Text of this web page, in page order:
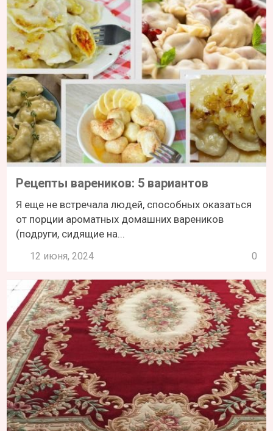
Рецепты вареников: 5 вариантов
Я еще не встречала людей, способных оказаться
от порции ароматных домашних вареников
(подруги, сидящие на...
12 июня, 2024 0